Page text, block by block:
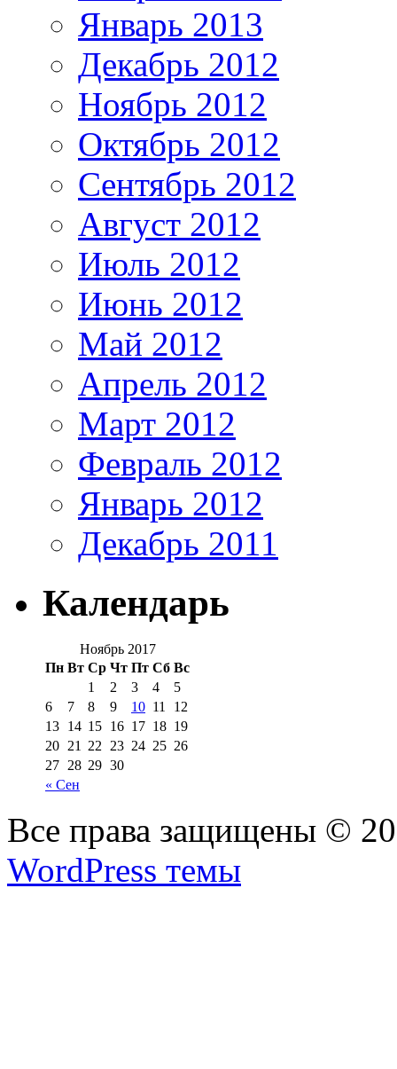
Январь 2013
Декабрь 2012
Ноябрь 2012
Октябрь 2012
Сентябрь 2012
Август 2012
Июль 2012
Июнь 2012
Май 2012
Апрель 2012
Март 2012
Февраль 2012
Январь 2012
Декабрь 2011
Календарь
Ноябрь 2017
Пн Вт Ср Чт Пт Сб Вс
« Сен
1 2 3 4
5
6
7 8 9 10 11
12
13 14 15 16 17 18 19
20 21 22 23 24 25 26
27 28 29 30
Все права защищены ©
WordPress темы